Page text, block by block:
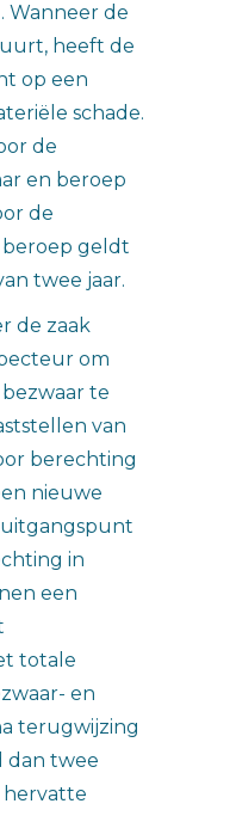
Wanneer de
heeft de
op een
schade.
de
en beroep
de
geldt
twee jaar.
de zaak
om
te
van
berechting
nieuwe
uitgangspunt
in
een
totale
en
terugwijzing
dan twee
hervatte